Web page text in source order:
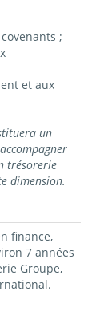
;
et aux
un
trésorerie
dimension.
finance,
7 années
Groupe,